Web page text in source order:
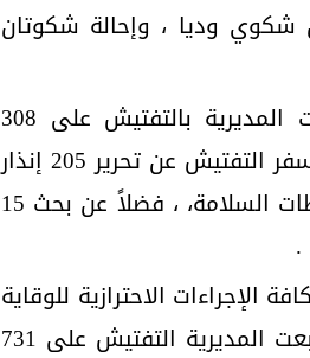
، تم حل شكوي وديا ، وإحالة شكوتان
أما في مجال السلامة والصحة المهنية فقد قامت المديرية بالتفتيش على 308
منشآت ، وإعادة التفتيش على 337 منشأة أخري ، وأسفر التفتيش عن تحرير 205 إنذار
للمنشآت المخالفة ، وتحرير 96 محضرا لمخالفة اشتراطات السلامة، ، فضلاً عن بحث 15
الاحترازية للوقاية
من انتشار فيروس كورونا المستجد (كوفيد - 19)، تابعت المديرية التفتيش على 731